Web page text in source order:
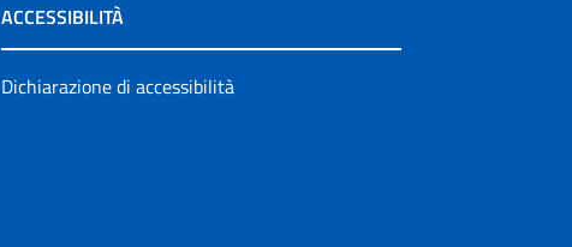
ACCESSIBILITÀ
Dichiarazione di accessibilità